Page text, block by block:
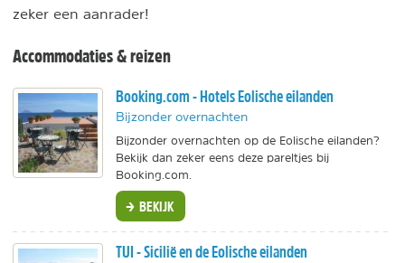
zeker een aanrader!
Accommodaties & reizen
Booking.com - Hotels Eolische eilanden
Bijzonder overnachten
Bijzonder overnachten op de Eolische eilanden?
Bekijk dan zeker eens deze pareltjes bij
Booking.com.
BEKIJK
TUI - Sicilië en de Eolische eilanden